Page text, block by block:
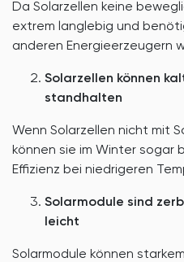
Da Solarzellen keine
extrem langlebig und
anderen Energieerzeugern
Solarzellen können
standhalten
Wenn Solarzellen nicht mit
können sie im Winter sogar
Effizienz bei niedrigeren
Solarmodule sind
leicht
Solarmodule können